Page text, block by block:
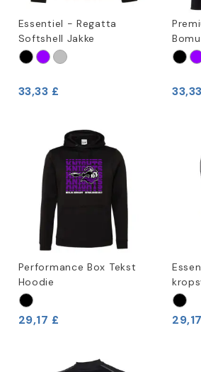
Essentiel - Regatta
Softshell Jakke
33,33 £
Performance Box Tekst
Hoodie
29,17 £